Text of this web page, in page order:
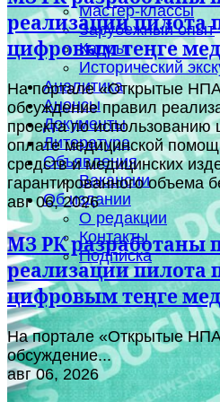
Мастер-классы
Зарубежный опыт
Кадры
Исторический
Аналитика
Анонсы
Документы
Литература
Объявления
Вакансии
Об издании
О редакции
Контакты
Подписка
реализации пилота
цифровым теңге
На портале «Открытые
обсуждение правил
проекта по использованию
оплате медицинской
средств и медицинских
гарантированного объема
авг 06, 2026
МЗ РК разработаны
реализации пилота
цифровым теңге
На портале «Открытые
обсуждение...
авг 06, 2026